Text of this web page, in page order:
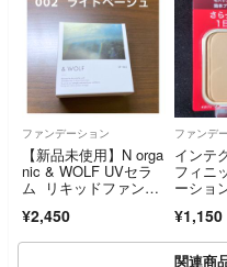
ファンデーション
【新品未使用】N orga
nic & WOLF UVセラ
ム リキッドファンデ
¥2,450
ファンデ
インテ
フィニ
ーショ
¥1,150
関連商